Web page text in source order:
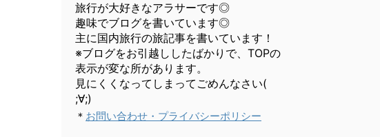
旅行が大好きなアラサーです◎
趣味でブログを書いています◎
主に国内旅行の旅記事を書いています！
※ブログをお引越ししたばかりで、TOPの
表示が変な所があります。
見にくくなってしまってごめんなさい(
;∀;)
＊ お問い合わせ・プライバシーポリシー